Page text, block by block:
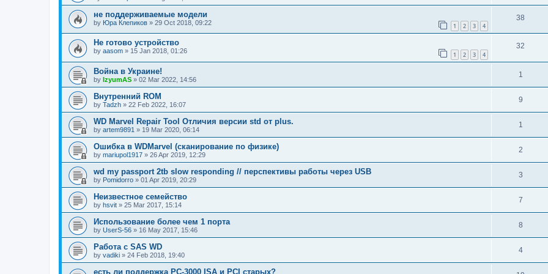
не поддерживаемые модели
by Юра Клепиков » 29 Oct 2018, 09:22 1 2 3 4
38
Не готово устройство
by aasom » 15 Jan 2018, 01:26 1 2 3 4
32
Война в Украине!
by IzyumAS » 02 Mar 2022, 14:56
1
Внутренний ROM
by Tadzh » 22 Feb 2022, 16:07
9
WD Marvel Repair Tool Отличия версии std от plus.
by artem9891 » 19 Mar 2020, 06:14
1
Ошибка в WDMarvel (сканирование по физике)
by mariupol1917 » 26 Apr 2019, 12:29
2
wd my passport 2tb slow responding // перспективы работы через USB
by Pomidorro » 01 Apr 2019, 20:29
3
Неизвестное семейство
by hsvit » 25 Mar 2017, 15:14
7
Использование более чем 1 порта
by UserS-56 » 16 May 2017, 15:46
8
Работа с SAS WD
by vadiki » 24 Feb 2018, 19:40
4
есть ли поддержка PC-3000 ISA и PCI старых?